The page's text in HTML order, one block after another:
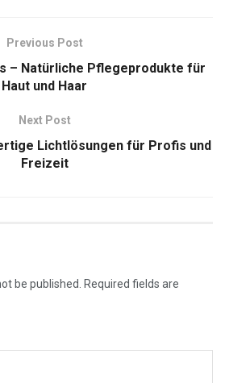
Previous Post
– Natürliche Pflegeprodukte für
Haut und Haar
Next Post
Lichtlösungen für Profis und
Freizeit
be published.
Required fields are